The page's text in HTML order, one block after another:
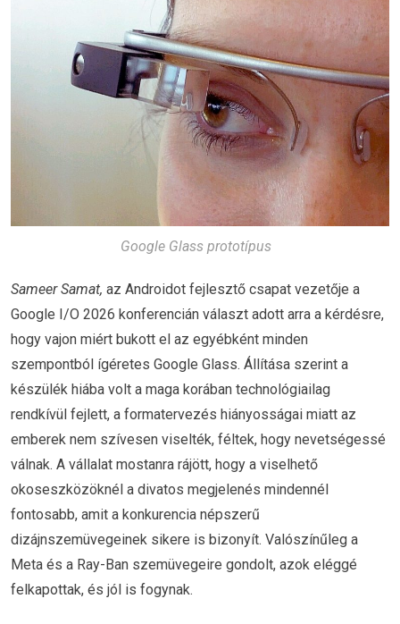
Google Glass prototípus
Sameer Samat, az Androidot fejlesztő csapat vezetője a
Google I/O 2026 konferencián választ adott arra a kérdésre,
hogy vajon miért bukott el az egyébként minden
szempontból ígéretes Google Glass. Állítása szerint a
készülék hiába volt a maga korában technológiailag
rendkívül fejlett, a formatervezés hiányosságai miatt az
emberek nem szívesen viselték, féltek, hogy nevetségessé
válnak. A vállalat mostanra rájött, hogy a viselhető
okoseszközöknél a divatos megjelenés mindennél
fontosabb, amit a konkurencia népszerű
dizájnszemüvegeinek sikere is bizonyít. Valószínűleg a
Meta és a Ray-Ban szemüvegeire gondolt, azok eléggé
felkapottak, és jól is fogynak.